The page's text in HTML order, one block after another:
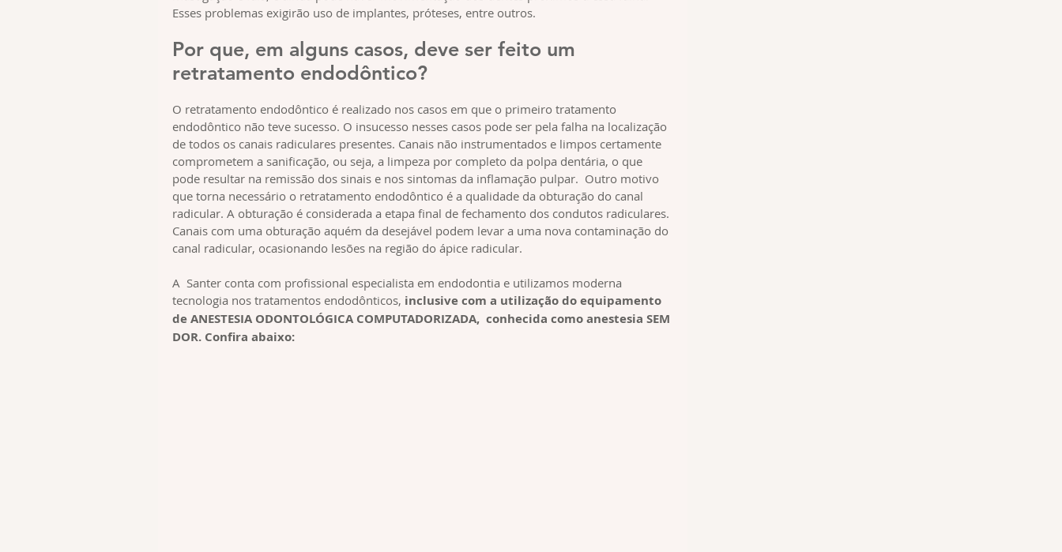
Esses problemas exigirão uso de implantes, próteses, entre outros.
Por que, em alguns casos, deve ser feito um
retratamento endodôntico?
O retratamento endodôntico é realizado nos casos em que o primeiro tratamento
endodôntico não teve sucesso. O insucesso nesses casos pode ser pela falha na localização
de todos os canais radiculares presentes. Canais não instrumentados e limpos certamente
comprometem a sanificação, ou seja, a limpeza por completo da polpa dentária, o que
pode resultar na remissão dos sinais e nos sintomas da inflamação pulpar.  Outro motivo
que torna necessário o retratamento endodôntico é a qualidade da obturação do canal
radicular. A obturação é considerada a etapa final de fechamento dos condutos radiculares.
Canais com uma obturação aquém da desejável podem levar a uma nova contaminação do
canal radicular, ocasionando lesões na região do ápice radicular.
A  Santer conta com profissional especialista em endodontia e utilizamos moderna
tecnologia nos tratamentos endodônticos, inclusive com a utilização do equipamento
de ANESTESIA ODONTOLÓGICA COMPUTADORIZADA,  conhecida como anestesia SEM
DOR. Confira abaixo: